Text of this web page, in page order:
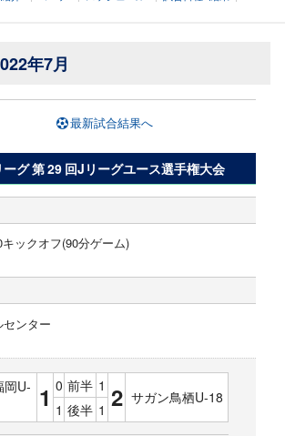
年7月
最新試合結果へ
グ 第 29 回Jリーグユース選手権大会
ックオフ(90分ゲーム)
ンター
岡U- 1 0 前半 1 2 サガン鳥栖U-18
1 後半 1